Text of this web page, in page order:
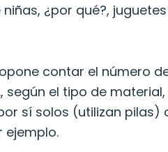
¿por qué?, juguetes
contar el número
según el tipo de material,
sí solos (utilizan pilas)
ejemplo.